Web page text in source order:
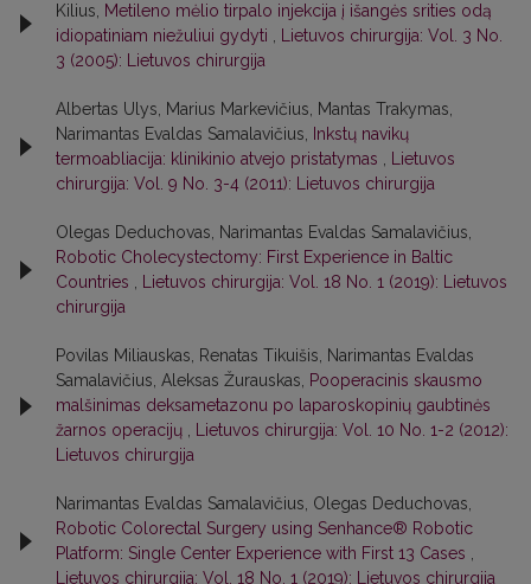
Kilius,
Metileno mėlio tirpalo injekcija į išangės srities odą
idiopatiniam niežuliui gydyti
Lietuvos chirurgija: Vol. 3 No.
3 (2005): Lietuvos chirurgija
Albertas Ulys, Marius Markevičius, Mantas Trakymas,
Narimantas Evaldas Samalavičius,
Inkstų navikų
termoabliacija: klinikinio atvejo pristatymas
Lietuvos
chirurgija: Vol. 9 No. 3-4 (2011): Lietuvos chirurgija
Olegas Deduchovas, Narimantas Evaldas Samalavičius,
Robotic Cholecystectomy: First Experience in Baltic
Countries
Lietuvos chirurgija: Vol. 18 No. 1 (2019): Lietuvos
chirurgija
Povilas Miliauskas, Renatas Tikuišis, Narimantas Evaldas
Samalavičius, Aleksas Žurauskas,
Pooperacinis skausmo
malšinimas deksametazonu po laparoskopinių gaubtinės
žarnos operacijų
Lietuvos chirurgija: Vol. 10 No. 1-2 (2012):
Lietuvos chirurgija
Narimantas Evaldas Samalavičius, Olegas Deduchovas,
Robotic Colorectal Surgery using Senhance® Robotic
Platform: Single Center Experience with First 13 Cases
Lietuvos chirurgija: Vol. 18 No. 1 (2019): Lietuvos chirurgija